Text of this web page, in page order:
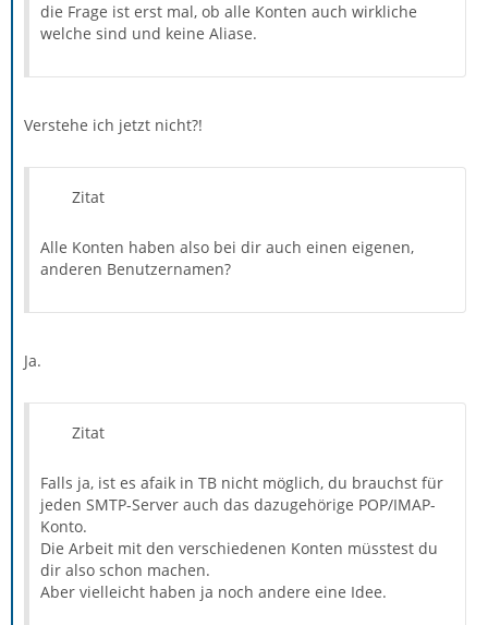
die Frage ist erst mal, ob alle Konten auch wirkliche
welche sind und keine Aliase.
Verstehe ich jetzt nicht?!
Zitat
Alle Konten haben also bei dir auch einen eigenen,
anderen Benutzernamen?
Ja.
Zitat
Falls ja, ist es afaik in TB nicht möglich, du brauchst für
jeden SMTP-Server auch das dazugehörige POP/IMAP-
Konto.
Die Arbeit mit den verschiedenen Konten müsstest du
dir also schon machen.
Aber vielleicht haben ja noch andere eine Idee.